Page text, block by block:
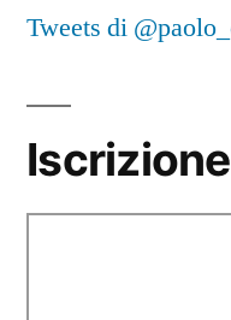
Tweets di